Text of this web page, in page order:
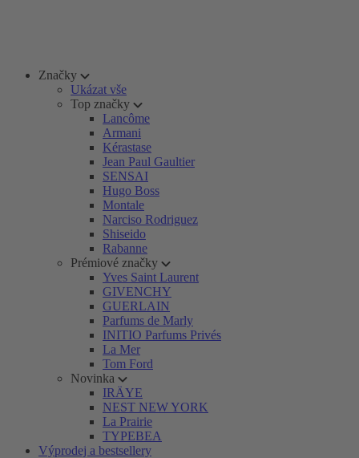
Značky
Ukázat vše
Top značky
Lancôme
Armani
Kérastase
Jean Paul Gaultier
SENSAI
Hugo Boss
Montale
Narciso Rodriguez
Shiseido
Rabanne
Prémiové značky
Yves Saint Laurent
GIVENCHY
GUERLAIN
Parfums de Marly
INITIO Parfums Privés
La Mer
Tom Ford
Novinka
IRÄYE
NEST NEW YORK
La Prairie
TYPEBEA
Výprodej a bestsellery